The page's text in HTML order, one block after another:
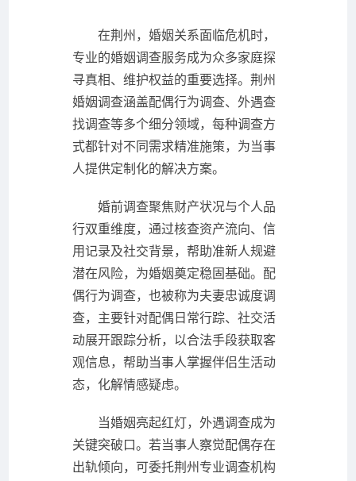
在荆州，婚姻关系面临危机时，
专业的婚姻调查服务成为众多家庭探
寻真相、维护权益的重要选择。荆州
婚姻调查涵盖配偶行为调查、外遇查
找调查等多个细分领域，每种调查方
式都针对不同需求精准施策，为当事
人提供定制化的解决方案。
婚前调查聚焦财产状况与个人品
行双重维度，通过核查资产流向、信
用记录及社交背景，帮助准新人规避
潜在风险，为婚姻奠定稳固基础。配
偶行为调查，也被称为夫妻忠诚度调
查，主要针对配偶日常行踪、社交活
动展开跟踪分析，以合法手段获取客
观信息，帮助当事人掌握伴侣生活动
态，化解情感疑虑。
当婚姻亮起红灯，外遇调查成为
关键突破口。若当事人察觉配偶存在
出轨倾向，可委托荆州专业调查机构